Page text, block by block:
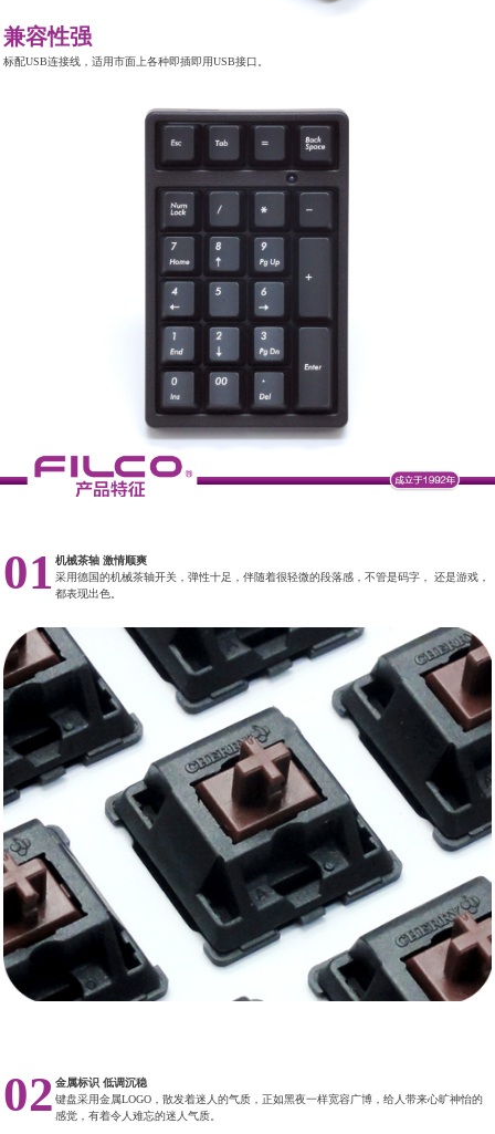
兼容性强
标配USB连接线，适用市面上各种即插即用USB接口。
01 机械茶轴 激情顺爽
采用德国的机械茶轴开关，弹性十足，伴随着很轻微的段落感，不管是码字， 还是游戏，
都表现出色。
02 金属标识 低调沉稳
键盘采用金属LOGO，散发着迷人的气质，正如黑夜一样宽容广博，给人带来心旷神怡的
感觉，有着令人难忘的迷人气质。